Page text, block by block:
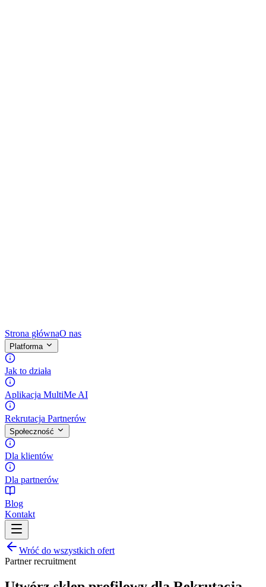
Strona głównaO nas
Platforma
Jak to działa
Aplikacja MultiMe AI
Rekrutacja Partnerów
Społeczność
Dla klientów
Dla partnerów
Blog
Kontakt
Wróć do wszystkich ofert
Partner recruitment